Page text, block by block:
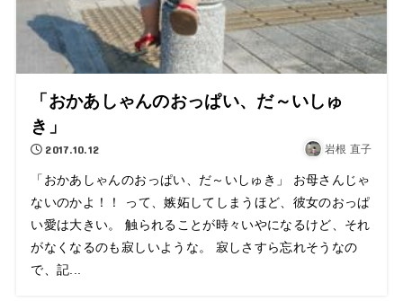
「おかあしゃんのおっぱい、だ～いしゅ
き」
2017.10.12 岩根 直子
「おかあしゃんのおっぱい、だ～いしゅき」 お母さんじゃ
ないのかよ！！ って、嫉妬してしまうほど、彼女のおっぱ
い愛は大きい。 触られることが時々いやになるけど、それ
がなくなるのも寂しいような。 寂しさすら忘れそうなの
で、記...